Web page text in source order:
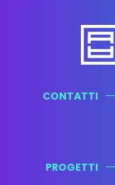
CONTATTI
PROGETTI